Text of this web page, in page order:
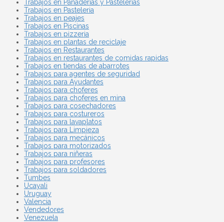
Trabajos en Panaderias y Pastelerias
Trabajos en Pasteleria
Trabajos en peajes
Trabajos en Piscinas
Trabajos en pizzeria
Trabajos en plantas de reciclaje
Trabajos en Restaurantes
Trabajos en restaurantes de comidas rapidas
Trabajos en tiendas de abarrotes
Trabajos para agentes de seguridad
Trabajos para Ayudantes
Trabajos para choferes
Trabajos para choferes en mina
Trabajos para cosechadores
Trabajos para costureros
Trabajos para lavaplatos
Trabajos para Limpieza
Trabajos para mecánicos
Trabajos para motorizados
Trabajos para niñeras
Trabajos para profesores
Trabajos para soldadores
Tumbes
Ucayali
Uruguay
Valencia
Vendedores
Venezuela